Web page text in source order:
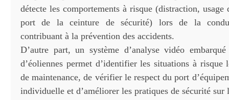
détecte les comportements à risque (distraction, usage
port de la ceinture de sécurité) lors de la
contribuant à la prévention des accidents.
D’autre part, un système d’analyse vidéo
d’éoliennes permet d’identifier les situations à risque
de maintenance, de vérifier le respect du port
individuelle et d’améliorer les pratiques de sécurité sur